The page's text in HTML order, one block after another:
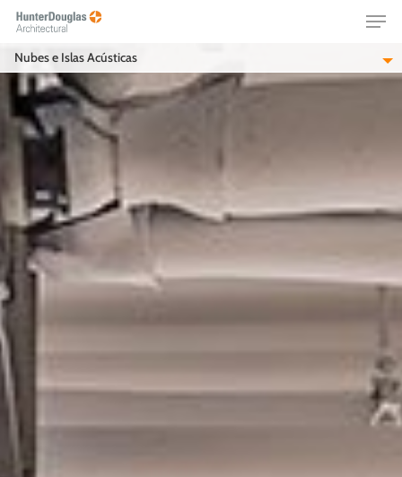
Skip
main
content
Nubes e Islas Acústicas